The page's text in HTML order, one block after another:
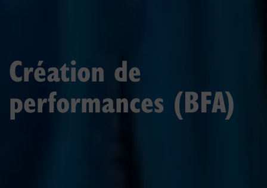
Création de
performances (BFA)